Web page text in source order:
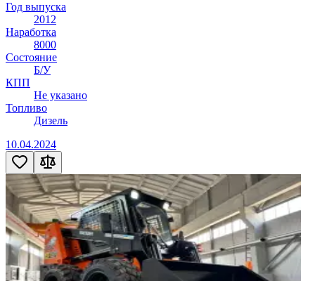
Год выпуска
2012
Наработка
8000
Состояние
Б/У
КПП
Не указано
Топливо
Дизель
10.04.2024